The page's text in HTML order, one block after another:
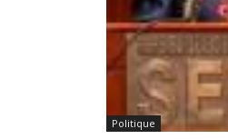
Politique